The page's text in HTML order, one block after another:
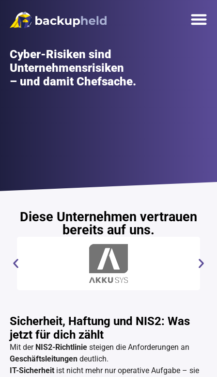
springen
Cyber-Risiken sind
Unternehmensrisiken
– und damit Chefsache.
Diese Unternehmen vertrauen
bereits auf uns.
Sicherheit, Haftung und NIS2: Was
jetzt für dich zählt
Mit der NIS2-Richtlinie steigen die Anforderungen an
Geschäftsleitungen deutlich.
IT-Sicherheit ist nicht mehr nur operative Aufgabe – sie